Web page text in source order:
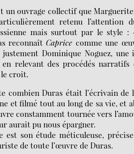
un ouvrage collectif que
retenu l’attention
mais surtout par le style
reconnaîtCaprice comme une
Dominique Noguez,
en relevant des procédés
croit.
combien Duras était l’écrivain de
et filmé tout au long de sa vie, et
constamment tournée vers
aurait pu nous épargner.
est son étude méticuleuse,
de toute l’œuvre de Duras.